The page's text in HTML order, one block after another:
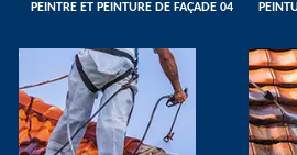
PEINTRE ET PEINTURE DE FAÇADE 04